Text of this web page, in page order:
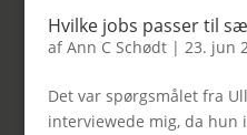
Hvilke jobs passer til
afAnn C Schødt| 23. jun
Det var spørgsmålet fra
interviewede mig, da hun